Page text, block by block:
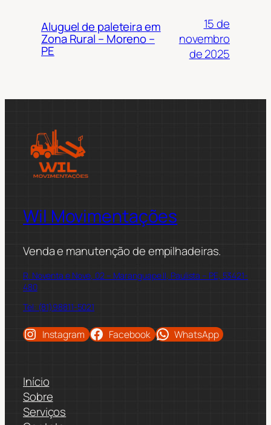
Aluguel de paleteira em
Zona Rural – Moreno –
PE
15 de
novembro
de 2025
Wil Movimentações
Venda e manutenção de empilhadeiras.
R. Noventa e Nove, 02 – Maranguape II, Paulista – PE, 53421-
480
Tel: (81)98811-5021
Instagram Facebook WhatsApp
Início
Sobre
Serviços